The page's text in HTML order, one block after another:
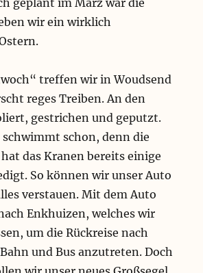
wir ein wirklich
treffen wir in Woudsend
reges Treiben. An den
gestrichen und geputzt.
schon, denn die
das Kranen bereits einige
So können wir unser Auto
verstauen. Mit dem Auto
Enkhuizen, welches wir
um die Rückreise nach
und Bus anzutreten. Doch